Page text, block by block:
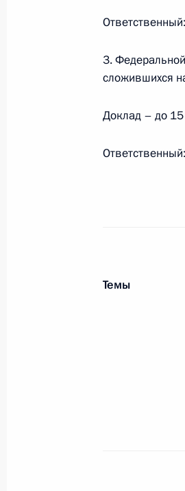
Перечень
защиты
5 марта 2021
Подписан
4 февраля 2021
Встреча с
3.
сложившихся
Доклад – до
Темы